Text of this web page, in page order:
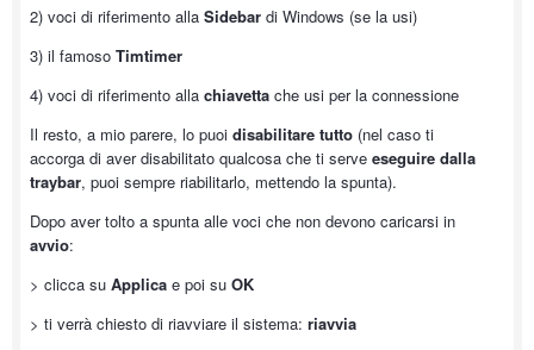
2) voci di riferimento alla Sidebar di Windows (se la usi)
3) il famoso Timtimer
4) voci di riferimento alla chiavetta che usi per la connessione
Il resto, a mio parere, lo puoi disabilitare tutto (nel caso ti
accorga di aver disabilitato qualcosa che ti serve eseguire dalla
traybar, puoi sempre riabilitarlo, mettendo la spunta).
Dopo aver tolto a spunta alle voci che non devono caricarsi in
avvio:
> clicca su Applica e poi su OK
> ti verrà chiesto di riavviare il sistema: riavvia